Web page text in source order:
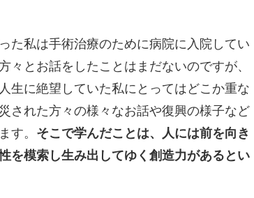
た私は手術治療のために病院に入院してい
とお話をしたことはまだないのですが、
生に絶望していた私にとってはどこか重な
された方々の様々なお話や復興の様子など
す。 そこで学んだことは、人には前を向き
を模索し生み出してゆく創造力があるとい